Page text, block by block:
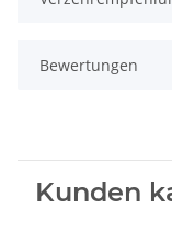
Bewertungen
Kunden